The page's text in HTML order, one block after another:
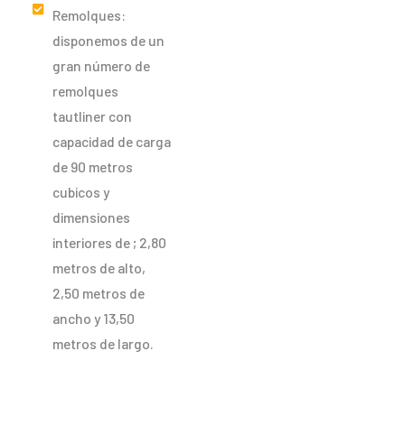
Remolques:
disponemos de un
gran número de
remolques
tautliner con
capacidad de carga
de 90 metros
cubicos y
dimensiones
interiores de ; 2,80
metros de alto,
2,50 metros de
ancho y 13,50
metros de largo.